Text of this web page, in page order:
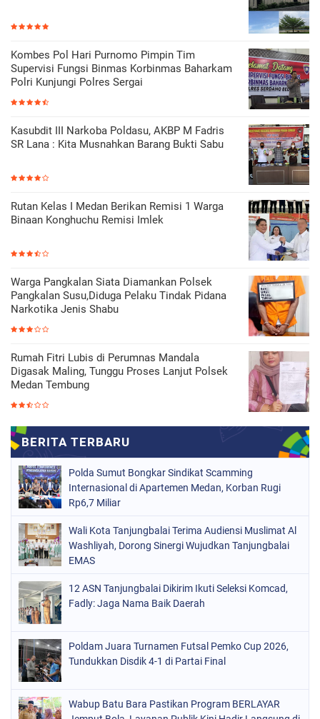
Kombes Pol Hari Purnomo Pimpin Tim
Supervisi Fungsi Binmas Korbinmas Baharkam
Polri Kunjungi Polres Sergai
Kasubdit III Narkoba Poldasu, AKBP M Fadris
SR Lana : Kita Musnahkan Barang Bukti Sabu
Rutan Kelas I Medan Berikan Remisi 1 Warga
Binaan Konghuchu Remisi Imlek
Warga Pangkalan Siata Diamankan Polsek
Pangkalan Susu,Diduga Pelaku Tindak Pidana
Narkotika Jenis Shabu
Rumah Fitri Lubis di Perumnas Mandala
Digasak Maling, Tunggu Proses Lanjut Polsek
Medan Tembung
Polda Sumut Bongkar Sindikat Scamming
Internasional di Apartemen Medan, Korban Rugi
Rp6,7 Miliar
Wali Kota Tanjungbalai Terima Audiensi Muslimat Al
Washliyah, Dorong Sinergi Wujudkan Tanjungbalai
EMAS
12 ASN Tanjungbalai Dikirim Ikuti Seleksi Komcad,
Fadly: Jaga Nama Baik Daerah
Poldam Juara Turnamen Futsal Pemko Cup 2026,
Tundukkan Disdik 4-1 di Partai Final
Wabup Batu Bara Pastikan Program BERLAYAR